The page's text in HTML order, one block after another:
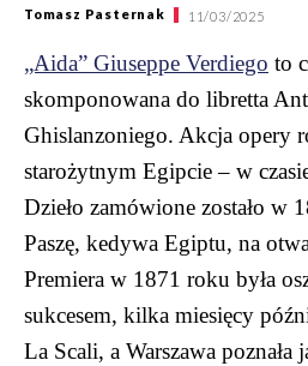
Tomasz Pasternak 11/03/2025
„Aida” Giuseppe Verdiego to
skomponowana do libretta
Ghislanzoniego. Akcja opery
starożytnym Egipcie – w
Dzieło zamówione zostało w
Paszę, kedywa Egiptu, na
Premiera w 1871 roku była
sukcesem, kilka miesięcy
La Scali, a Warszawa